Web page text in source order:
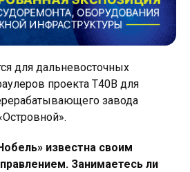
для дальневосточных
проекта Т40В для
завода
известна своим
Занимаетесь ли